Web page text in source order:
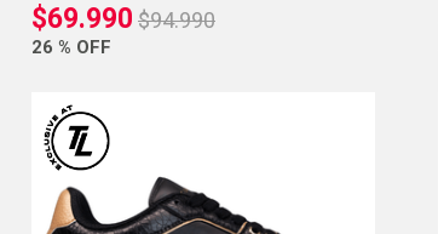
$69.990 $94.990
26 % OFF